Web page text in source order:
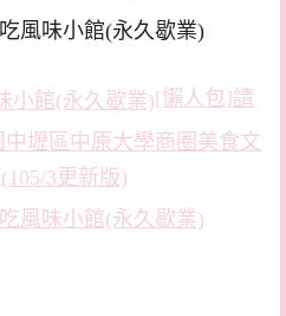
[懶人包]請
壢區中原大學商圈美食文
3更新版)